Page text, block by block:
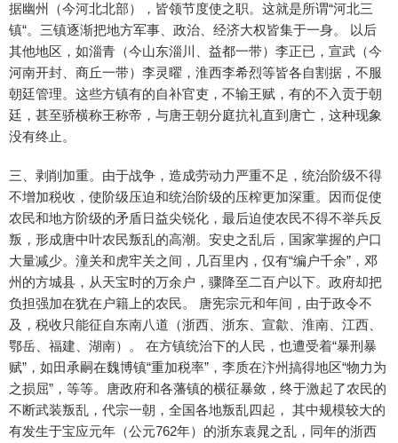
据幽州（今河北北部），皆领节度使之职。这就是所谓“河北三
镇“。三镇逐渐把地方军事、政治、经济大权皆集于一身。 以后
其他地区，如淄青（今山东淄川、益都一带）李正已，宣武（今
河南开封、商丘一带）李灵曜，淮西李希烈等皆各自割据，不服
朝廷管理。这些方镇有的自补官吏，不输王赋，有的不入贡于朝
廷，甚至骄横称王称帝，与唐王朝分庭抗礼直到唐亡，这种现象
没有终止。
三、剥削加重。由于战争，造成劳动力严重不足，统治阶级不得
不增加税收，使阶级压迫和统治阶级的压榨更加深重。因而促使
农民和地方阶级的矛盾日益尖锐化，最后迫使农民不得不举兵反
叛，形成唐中叶农民叛乱的高潮。安史之乱后，国家掌握的户口
大量减少。潼关和虎牢关之间，几百里内，仅有“编户千余”，邓
州的方城县，从天宝时的万余户，骤降至二百户以下。政府却把
负担强加在犹在户籍上的农民。 唐宪宗元和年间，由于政令不
及，税收只能征自东南八道（浙西、浙东、宣歙、淮南、江西、
鄂岳、福建、湖南）。 在方镇统治下的人民，也遭受着“暴刑暴
赋”，如田承嗣在魏博镇“重加税率”，李质在汴州搞得地区“物力为
之损屈”，等等。唐政府和各藩镇的横征暴敛，终于激起了农民的
不断武装叛乱，代宗一朝，全国各地叛乱四起， 其中规模较大的
有发生于宝应元年（公元762年）的浙东袁晁之乱，同年的浙西